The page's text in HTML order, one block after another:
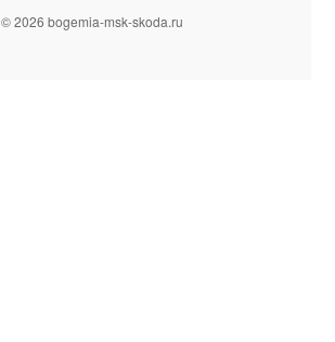
© 2026 bogemia-msk-skoda.ru